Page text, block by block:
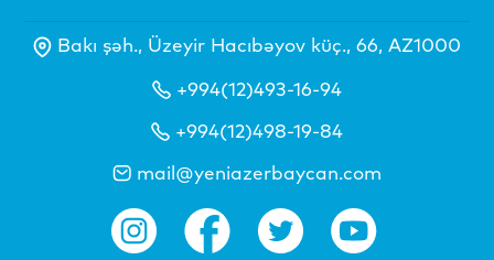
Bakı şəh., Üzeyir Hacıbəyov küç., 66, AZ1000
+994(12)493-16-94
+994(12)498-19-84
mail@yeniazerbaycan.com